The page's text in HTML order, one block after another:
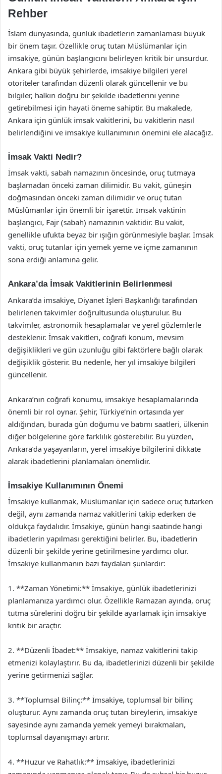
Rehber
İslam dünyasında, günlük ibadetlerin zamanlaması büyük
bir önem taşır. Özellikle oruç tutan Müslümanlar için
imsakiye, günün başlangıcını belirleyen kritik bir unsurdur.
Ankara gibi büyük şehirlerde, imsakiye bilgileri yerel
otoriteler tarafından düzenli olarak güncellenir ve bu
bilgiler, halkın doğru bir şekilde ibadetlerini yerine
getirebilmesi için hayati öneme sahiptir. Bu makalede,
Ankara için günlük imsak vakitlerini, bu vakitlerin nasıl
belirlendiğini ve imsakiye kullanımının önemini ele alacağız.
İmsak Vakti Nedir?
İmsak vakti, sabah namazının öncesinde, oruç tutmaya
başlamadan önceki zaman dilimidir. Bu vakit, güneşin
doğmasından önceki zaman dilimidir ve oruç tutan
Müslümanlar için önemli bir işarettir. İmsak vaktinin
başlangıcı, Fajr (sabah) namazının vaktidir. Bu vakit,
genellikle ufukta beyaz bir ışığın görünmesiyle başlar. İmsak
vakti, oruç tutanlar için yemek yeme ve içme zamanının
sona erdiği anlamına gelir.
Ankara’da İmsak Vakitlerinin Belirlenmesi
Ankara’da imsakiye, Diyanet İşleri Başkanlığı tarafından
belirlenen takvimler doğrultusunda oluşturulur. Bu
takvimler, astronomik hesaplamalar ve yerel gözlemlerle
desteklenir. İmsak vakitleri, coğrafi konum, mevsim
değişiklikleri ve gün uzunluğu gibi faktörlere bağlı olarak
değişiklik gösterir. Bu nedenle, her yıl imsakiye bilgileri
güncellenir.
Ankara’nın coğrafi konumu, imsakiye hesaplamalarında
önemli bir rol oynar. Şehir, Türkiye’nin ortasında yer
aldığından, burada gün doğumu ve batımı saatleri, ülkenin
diğer bölgelerine göre farklılık gösterebilir. Bu yüzden,
Ankara’da yaşayanların, yerel imsakiye bilgilerini dikkate
alarak ibadetlerini planlamaları önemlidir.
İmsakiye Kullanımının Önemi
İmsakiye kullanmak, Müslümanlar için sadece oruç tutarken
değil, aynı zamanda namaz vakitlerini takip ederken de
oldukça faydalıdır. İmsakiye, günün hangi saatinde hangi
ibadetlerin yapılması gerektiğini belirler. Bu, ibadetlerin
düzenli bir şekilde yerine getirilmesine yardımcı olur.
İmsakiye kullanmanın bazı faydaları şunlardır:
1. **Zaman Yönetimi:** İmsakiye, günlük ibadetlerinizi
planlamanıza yardımcı olur. Özellikle Ramazan ayında, oruç
tutma sürelerini doğru bir şekilde ayarlamak için imsakiye
kritik bir araçtır.
2. **Düzenli İbadet:** İmsakiye, namaz vakitlerini takip
etmenizi kolaylaştırır. Bu da, ibadetlerinizi düzenli bir şekilde
yerine getirmenizi sağlar.
3. **Toplumsal Bilinç:** İmsakiye, toplumsal bir bilinç
oluşturur. Aynı zamanda oruç tutan bireylerin, imsakiye
sayesinde aynı zamanda yemek yemeyi bırakmaları,
toplumsal dayanışmayı artırır.
4. **Huzur ve Rahatlık:** İmsakiye, ibadetlerinizi